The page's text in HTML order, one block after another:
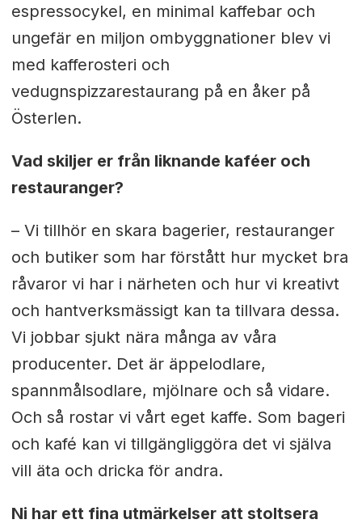
espressocykel, en minimal kaffebar och
ungefär en miljon ombyggnationer blev vi
med kafferosteri och
vedugnspizzarestaurang på en åker på
Österlen.
Vad skiljer er från liknande kaféer och
restauranger?
– Vi tillhör en skara bagerier, restauranger
och butiker som har förstått hur mycket bra
råvaror vi har i närheten och hur vi kreativt
och hantverksmässigt kan ta tillvara dessa.
Vi jobbar sjukt nära många av våra
producenter. Det är äppelodlare,
spannmålsodlare, mjölnare och så vidare.
Och så rostar vi vårt eget kaffe. Som bageri
och kafé kan vi tillgängliggöra det vi själva
vill äta och dricka för andra.
Ni har ett fina utmärkelser att stoltsera